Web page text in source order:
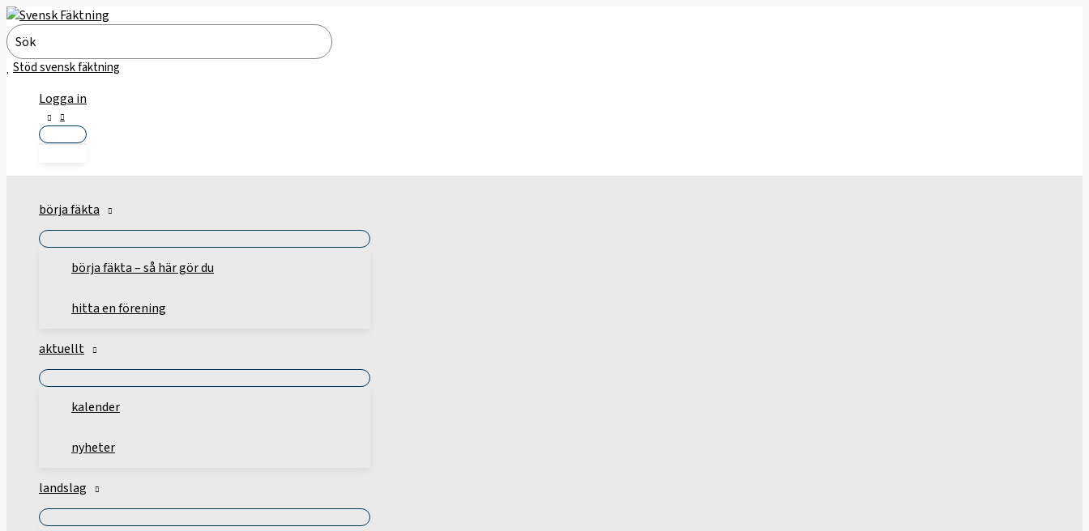
Hoppa
till
innehåll
Search
for:
Stöd svensk fäktning
Logga in
börja fäkta
börja fäkta – så här gör du
hitta en förening
aktuellt
kalender
nyheter
landslag